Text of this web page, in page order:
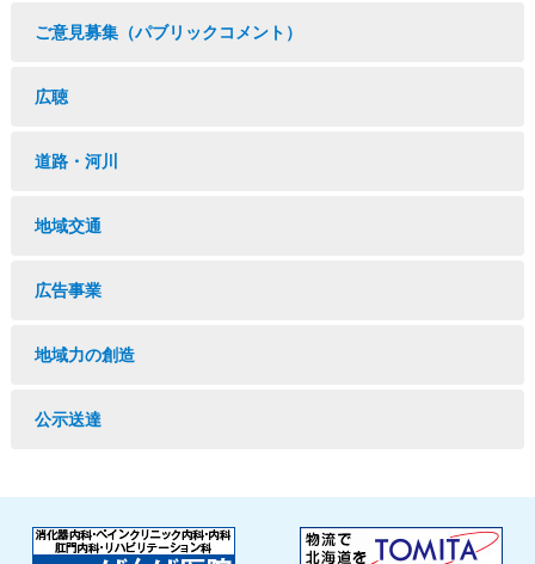
ご意見募集（パブリックコメント）
広聴
道路・河川
地域交通
広告事業
地域力の創造
公示送達